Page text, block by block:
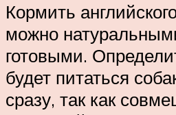
Кормить
можно
готовыми.
будет питаться
сразу, так как